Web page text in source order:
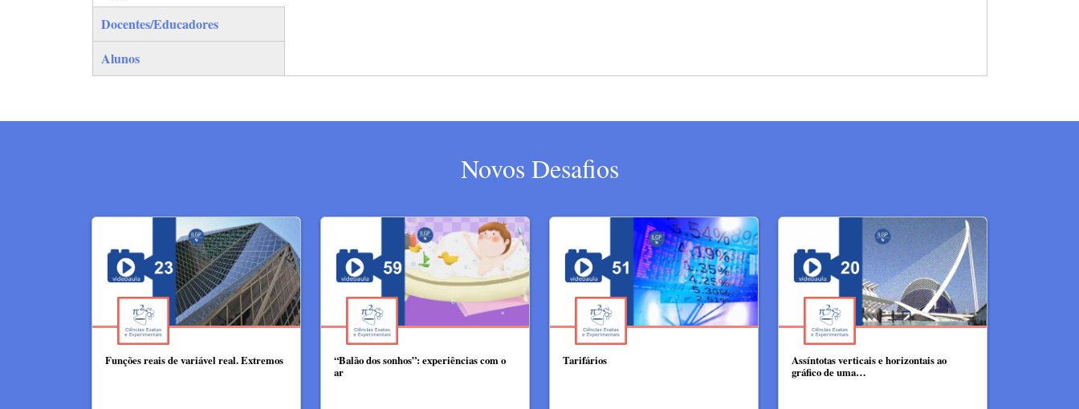
(separador ativo)
Docentes/Educadores
Alunos
Novos Desafios
Funções reais de variável real. Extremos
“Balão dos sonhos”: experiências com o
ar
Tarifários
Assíntotas verticais e horizontais ao
gráfico de uma…